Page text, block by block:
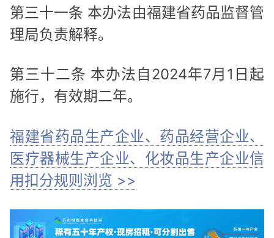
第三十一条 本办法由福建省药品监督管
理局负责解释。
第三十二条 本办法自2024年7月1日起
施行，有效期二年。
福建省药品生产企业、药品经营企业、
医疗器械生产企业、化妆品生产企业信
用扣分规则浏览 >>